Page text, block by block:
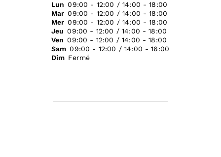
Lun 09:00 - 12:00 / 14:00 - 18:00
Mar 09:00 - 12:00 / 14:00 - 18:00
Mer 09:00 - 12:00 / 14:00 - 18:00
Jeu 09:00 - 12:00 / 14:00 - 18:00
Ven 09:00 - 12:00 / 14:00 - 18:00
Sam 09:00 - 12:00 / 14:00 - 16:00
Dim Fermé